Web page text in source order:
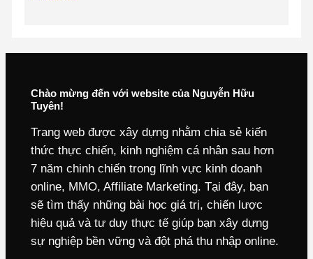
Chào mừng đến với website của Nguyễn Hữu
Tuyên!
Trang web được xây dựng nhằm chia sẻ kiến
thức thực chiến, kinh nghiệm cá nhân sau hơn
7 năm chinh chiến trong lĩnh vực kinh doanh
online, MMO, Affiliate Marketing. Tại đây, bạn
sẽ tìm thấy những bài học giá trị, chiến lược
hiệu quả và tư duy thực tế giúp bạn xây dựng
sự nghiệp bền vững và đột phá thu nhập online.